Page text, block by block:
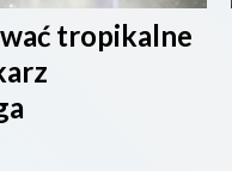
tropikalne